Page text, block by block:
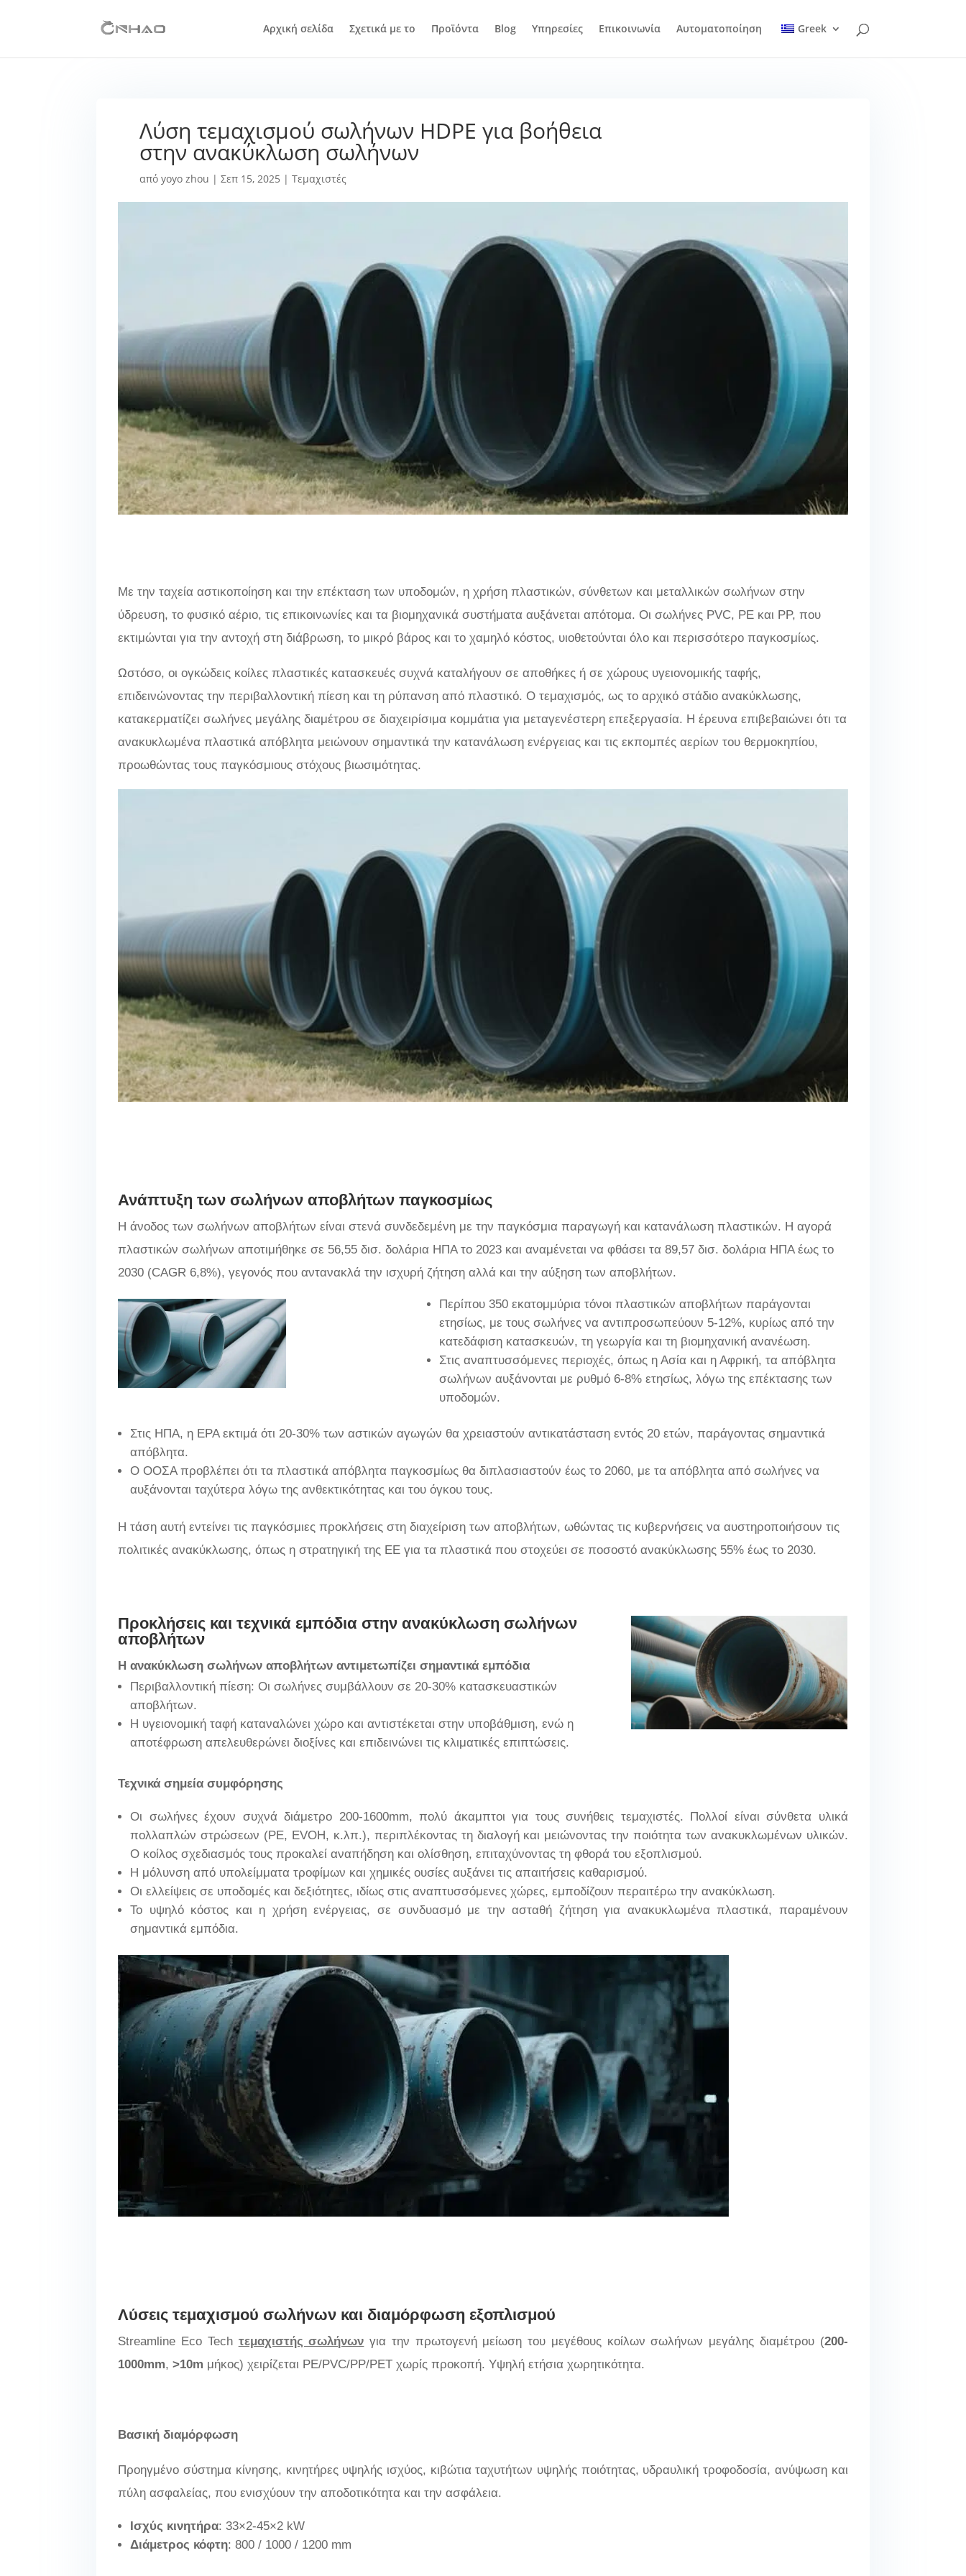
Αρχική σελίδα Σχετικά με το Προϊόντα Blog Υπηρεσίες Επικοινωνία Αυτοματοποίηση Greek
Λύση τεμαχισμού σωλήνων HDPE για βοήθεια
στην ανακύκλωση σωλήνων
απόyoyo zhou |Σεπ 15, 2025 |Τεμαχιστές
Με την ταχεία αστικοποίηση και την επέκταση των υποδομών, η χρήση πλαστικών, σύνθετων και μεταλλικών σωλήνων στην
ύδρευση, το φυσικό αέριο, τις επικοινωνίες και τα βιομηχανικά συστήματα αυξάνεται απότομα. Οι σωλήνες PVC, PE και PP, που
εκτιμώνται για την αντοχή στη διάβρωση, το μικρό βάρος και το χαμηλό κόστος, υιοθετούνται όλο και περισσότερο παγκοσμίως.
Ωστόσο, οι ογκώδεις κοίλες πλαστικές κατασκευές συχνά καταλήγουν σε αποθήκες ή σε χώρους υγειονομικής ταφής,
επιδεινώνοντας την περιβαλλοντική πίεση και τη ρύπανση από πλαστικό. Ο τεμαχισμός, ως το αρχικό στάδιο ανακύκλωσης,
κατακερματίζει σωλήνες μεγάλης διαμέτρου σε διαχειρίσιμα κομμάτια για μεταγενέστερη επεξεργασία. Η έρευνα επιβεβαιώνει ότι τα
ανακυκλωμένα πλαστικά απόβλητα μειώνουν σημαντικά την κατανάλωση ενέργειας και τις εκπομπές αερίων του θερμοκηπίου,
προωθώντας τους παγκόσμιους στόχους βιωσιμότητας.
Ανάπτυξη των σωλήνων αποβλήτων παγκοσμίως
Η άνοδος των σωλήνων αποβλήτων είναι στενά συνδεδεμένη με την παγκόσμια παραγωγή και κατανάλωση πλαστικών. Η αγορά
πλαστικών σωλήνων αποτιμήθηκε σε 56,55 δισ. δολάρια ΗΠΑ το 2023 και αναμένεται να φθάσει τα 89,57 δισ. δολάρια ΗΠΑ έως το
2030 (CAGR 6,8%), γεγονός που αντανακλά την ισχυρή ζήτηση αλλά και την αύξηση των αποβλήτων.
Περίπου 350 εκατομμύρια τόνοι πλαστικών αποβλήτων παράγονται
ετησίως, με τους σωλήνες να αντιπροσωπεύουν 5-12%, κυρίως από την
κατεδάφιση κατασκευών, τη γεωργία και τη βιομηχανική ανανέωση.
Στις αναπτυσσόμενες περιοχές, όπως η Ασία και η Αφρική, τα απόβλητα
σωλήνων αυξάνονται με ρυθμό 6-8% ετησίως, λόγω της επέκτασης των
υποδομών.
Στις ΗΠΑ, η EPA εκτιμά ότι 20-30% των αστικών αγωγών θα χρειαστούν αντικατάσταση εντός 20 ετών, παράγοντας σημαντικά
απόβλητα.
Ο ΟΟΣΑ προβλέπει ότι τα πλαστικά απόβλητα παγκοσμίως θα διπλασιαστούν έως το 2060, με τα απόβλητα από σωλήνες να
αυξάνονται ταχύτερα λόγω της ανθεκτικότητας και του όγκου τους.
Η τάση αυτή εντείνει τις παγκόσμιες προκλήσεις στη διαχείριση των αποβλήτων, ωθώντας τις κυβερνήσεις να αυστηροποιήσουν τις
πολιτικές ανακύκλωσης, όπως η στρατηγική της ΕΕ για τα πλαστικά που στοχεύει σε ποσοστό ανακύκλωσης 55% έως το 2030.
Προκλήσεις και τεχνικά εμπόδια στην ανακύκλωση σωλήνων
αποβλήτων
Η ανακύκλωση σωλήνων αποβλήτων αντιμετωπίζει σημαντικά εμπόδια
Περιβαλλοντική πίεση: Οι σωλήνες συμβάλλουν σε 20-30% κατασκευαστικών
αποβλήτων.
Η υγειονομική ταφή καταναλώνει χώρο και αντιστέκεται στην υποβάθμιση, ενώ η
αποτέφρωση απελευθερώνει διοξίνες και επιδεινώνει τις κλιματικές επιπτώσεις.
Τεχνικά σημεία συμφόρησης
Οι σωλήνες έχουν συχνά διάμετρο 200-1600mm, πολύ άκαμπτοι για τους συνήθεις τεμαχιστές. Πολλοί είναι σύνθετα υλικά
πολλαπλών στρώσεων (PE, EVOH, κ.λπ.), περιπλέκοντας τη διαλογή και μειώνοντας την ποιότητα των ανακυκλωμένων υλικών.
Ο κοίλος σχεδιασμός τους προκαλεί αναπήδηση και ολίσθηση, επιταχύνοντας τη φθορά του εξοπλισμού.
Η μόλυνση από υπολείμματα τροφίμων και χημικές ουσίες αυξάνει τις απαιτήσεις καθαρισμού.
Οι ελλείψεις σε υποδομές και δεξιότητες, ιδίως στις αναπτυσσόμενες χώρες, εμποδίζουν περαιτέρω την ανακύκλωση.
Το υψηλό κόστος και η χρήση ενέργειας, σε συνδυασμό με την ασταθή ζήτηση για ανακυκλωμένα πλαστικά, παραμένουν
σημαντικά εμπόδια.
Λύσεις τεμαχισμού σωλήνων και διαμόρφωση εξοπλισμού
Streamline Eco Tech τεμαχιστής σωλήνων για την πρωτογενή μείωση του μεγέθους κοίλων σωλήνων μεγάλης διαμέτρου (200-
1000mm,>10m μήκος) χειρίζεται PE/PVC/PP/PET χωρίς προκοπή. Υψηλή ετήσια χωρητικότητα.
Βασική διαμόρφωση
Προηγμένο σύστημα κίνησης, κινητήρες υψηλής ισχύος, κιβώτια ταχυτήτων υψηλής ποιότητας, υδραυλική τροφοδοσία, ανύψωση και
πύλη ασφαλείας, που ενισχύουν την αποδοτικότητα και την ασφάλεια.
Ισχύς κινητήρα: 33×2-45×2 kW
Διάμετρος κόφτη: 800 / 1000 / 1200 mm